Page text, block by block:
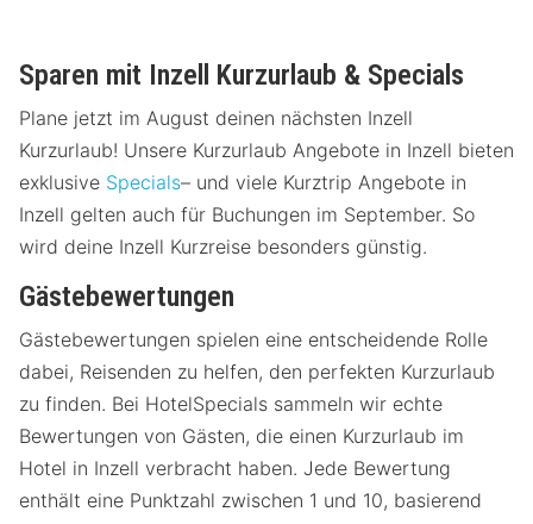
Sparen mit Inzell Kurzurlaub & Specials
Plane jetzt im August deinen nächsten Inzell
Kurzurlaub! Unsere Kurzurlaub Angebote in Inzell bieten
exklusive Specials– und viele Kurztrip Angebote in
Inzell gelten auch für Buchungen im September. So
wird deine Inzell Kurzreise besonders günstig.
Gästebewertungen
Gästebewertungen spielen eine entscheidende Rolle
dabei, Reisenden zu helfen, den perfekten Kurzurlaub
zu finden. Bei HotelSpecials sammeln wir echte
Bewertungen von Gästen, die einen Kurzurlaub im
Hotel in Inzell verbracht haben. Jede Bewertung
enthält eine Punktzahl zwischen 1 und 10, basierend